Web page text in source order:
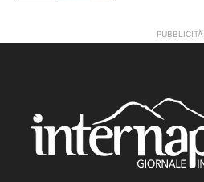
PUBBLICITÀ